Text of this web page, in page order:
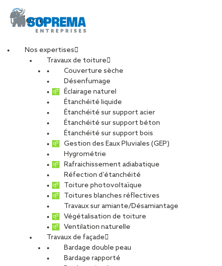
Menu
Nos expertises
Travaux de toiture
Couverture sèche
Désenfumage
Éclairage naturel
Étanchéité liquide
Étanchéité sur support acier
Étanchéité sur support béton
Étanchéité sur support bois
Gestion des Eaux Pluviales (GEP)
Hygrométrie
Rafraichissement adiabatique
Réfection d’étanchéité
Toiture photovoltaïque
Toitures blanches réflectives
Travaux sur amiante/Désamiantage
Végétalisation de toiture
Ventilation naturelle
Travaux de façade
Bardage double peau
Bardage rapporté
Image32
PARTAGER
11 juillet 2022